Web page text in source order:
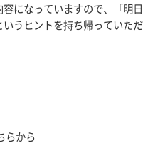
になっていますので、「明日
うヒントを持ち帰っていただ
らから